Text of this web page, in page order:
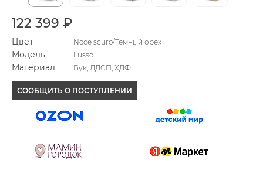
122 399 ₽
Цвет Noce scuro/Темный орех
Модель Lusso
Материал Бук, ЛДСП, ХДФ
СООБЩИТЬ О ПОСТУПЛЕНИИ